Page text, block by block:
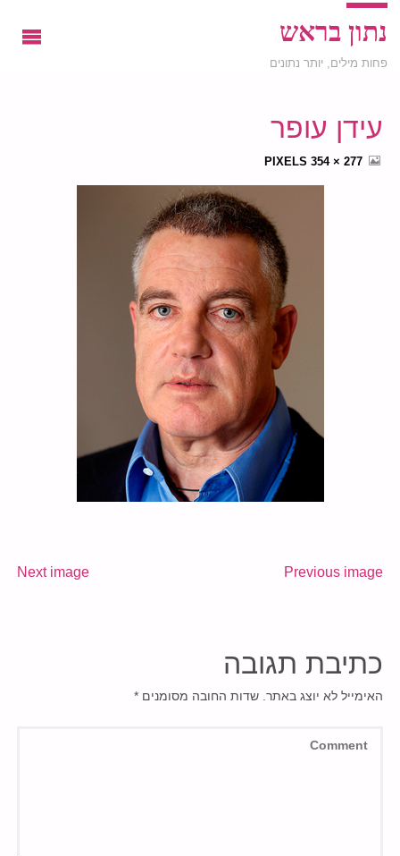
נתון בראש
פחות מילים, יותר נתונים
עידן עופר
FULL
277 × 354
PIXELS
Previous image
Next image
כתיבת תגובה
האימייל לא יוצג באתר. שדות החובה מסומנים *